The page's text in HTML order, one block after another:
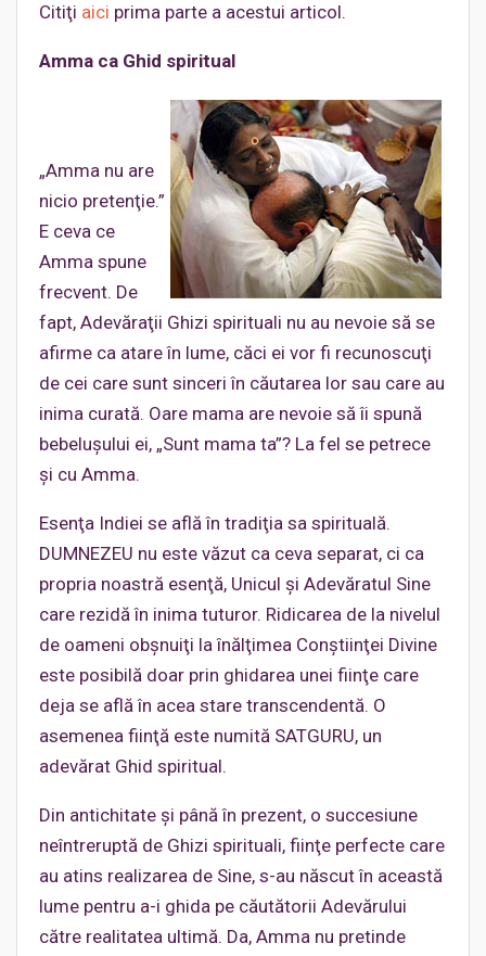
Citiţi aici prima parte a acestui articol.
Amma ca Ghid spiritual
„Amma nu are
nicio pretenţie.”
E ceva ce
Amma spune
frecvent. De
fapt, Adevăraţii Ghizi spirituali nu au nevoie să se
afirme ca atare în lume, căci ei vor fi recunoscuţi
de cei care sunt sinceri în căutarea lor sau care au
inima curată. Oare mama are nevoie să îi spună
bebeluşului ei, „Sunt mama ta”? La fel se petrece
şi cu Amma.
Esenţa Indiei se află în tradiţia sa spirituală.
DUMNEZEU nu este văzut ca ceva separat, ci ca
propria noastră esenţă, Unicul şi Adevăratul Sine
care rezidă în inima tuturor. Ridicarea de la nivelul
de oameni obşnuiţi la înălţimea Conştiinţei Divine
este posibilă doar prin ghidarea unei fiinţe care
deja se află în acea stare transcendentă. O
asemenea fiinţă este numită SATGURU, un
adevărat Ghid spiritual.
Din antichitate şi până în prezent, o succesiune
neîntreruptă de Ghizi spirituali, fiinţe perfecte care
au atins realizarea de Sine, s-au născut în această
lume pentru a-i ghida pe căutătorii Adevărului
către realitatea ultimă. Da, Amma nu pretinde